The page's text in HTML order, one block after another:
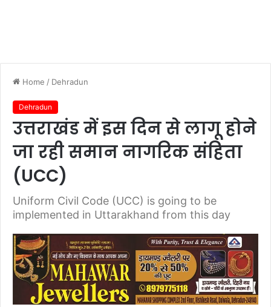
Home / Dehradun
Dehradun
उत्तराखंड में इस दिन से लागू होने
जा रही समान नागरिक संहिता
(UCC)
Uniform Civil Code (UCC) is going to be
implemented in Uttarakhand from this day